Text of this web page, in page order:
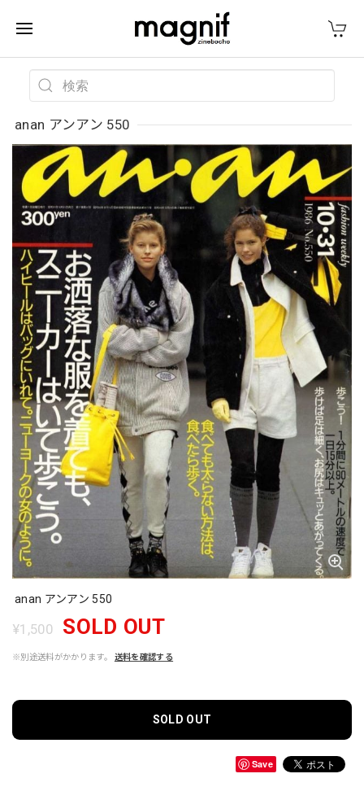
anan アンアン 550
anan アンアン 550
¥1,500 SOLD OUT
※別途送料がかかります。 送料を確認する
SOLD OUT
Save